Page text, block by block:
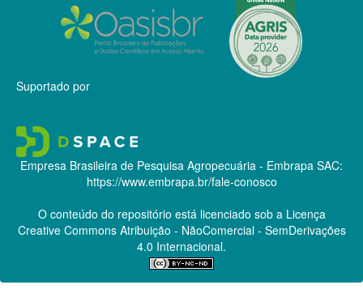
Suportado por
Empresa Brasileira de Pesquisa Agropecuária - Embrapa SAC:
https://www.embrapa.br/fale-conosco
O conteúdo do repositório está licenciado sob a Licença
Creative CommonsAtribuição - NãoComercial - SemDerivações
4.0 Internacional.